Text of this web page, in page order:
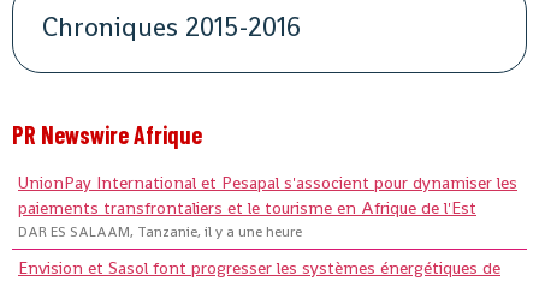
Chroniques 2015-2016
PR Newswire Afrique
UnionPay International et Pesapal s'associent pour dynamiser les
paiements transfrontaliers et le tourisme en Afrique de l'Est
DAR ES SALAAM, Tanzanie, il y a une heure
Envision et Sasol font progresser les systèmes énergétiques de